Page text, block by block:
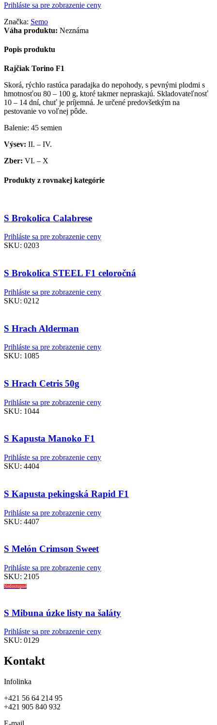
Prihláste sa pre zobrazenie ceny
Značka: Semo
Váha produktu: Neznáma
Popis produktu
Rajčiak Torino F1
Skorá, rýchlo rastúca paradajka do nepohody, s pevnými plodmi s
hmotnosťou 80 – 100 g, ktoré takmer nepraskajú. Skladovateľnosť
10 – 14 dní, chuť je príjemná. Je určené predovšetkým na
pestovanie vo voľnej pôde.
Balenie: 45 semien
Výsev: II. – IV.
Zber: VI. – X
Produkty z rovnakej kategórie
S Brokolica Calabrese
Prihláste sa pre zobrazenie ceny
SKU: 0203
S Brokolica STEEL F1 celoročná
Prihláste sa pre zobrazenie ceny
SKU: 0212
S Hrach Alderman
Prihláste sa pre zobrazenie ceny
SKU: 1085
S Hrach Cetris 50g
Prihláste sa pre zobrazenie ceny
SKU: 1044
S Kapusta Manoko F1
Prihláste sa pre zobrazenie ceny
SKU: 4404
S Kapusta pekingská Rapid F1
Prihláste sa pre zobrazenie ceny
SKU: 4407
S Melón Crimson Sweet
Prihláste sa pre zobrazenie ceny
SKU: 2105
Nedostupné
S Mibuna úzke listy na šaláty
Prihláste sa pre zobrazenie ceny
SKU: 0129
Kontakt
Infolinka
+421 56 64 214 95
+421 905 840 932